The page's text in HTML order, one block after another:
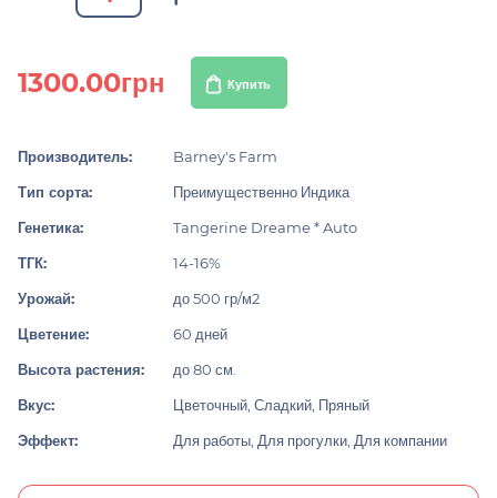
1300.00грн Купить
Производитель:
Barney's Farm
Тип сорта:
Преимущественно Индика
Генетика:
Tangerine Dreame * Auto
ТГК:
14-16%
Урожай:
до 500 гр/м2
Цветение:
60 дней
Высота растения:
до 80 см.
Вкус:
Цветочный, Сладкий, Пряный
Эффект:
Для работы, Для прогулки, Для компании